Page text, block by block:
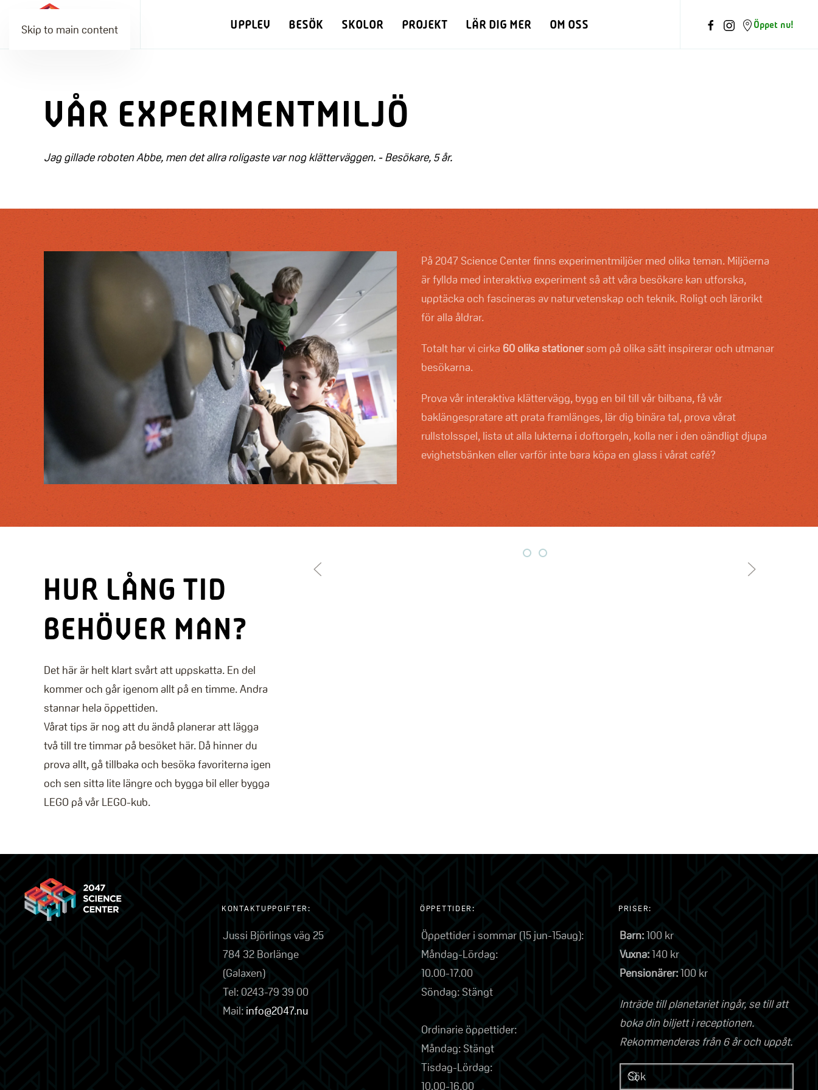
Skip to main content UPPLEV BESÖK SKOLOR PROJEKT LÄR DIG MER OM OSS Öppet nu!
VÅR EXPERIMENTMILJÖ
Jag gillade roboten Abbe, men det allra roligaste var nog klätterväggen. - Besökare, 5 år.
På 2047 Science Center finns experimentmiljöer med olika teman. Miljöerna
är fyllda med interaktiva experiment så att våra besökare kan utforska,
upptäcka och fascineras av naturvetenskap och teknik. Roligt och lärorikt
för alla åldrar.
Totalt har vi cirka 60 olika stationersom på olika sätt inspirerar och utmanar
besökarna.
Prova vår interaktiva klättervägg, bygg en bil till vår bilbana, få vår
baklängespratare att prata framlänges, lär dig binära tal, prova vårat
rullstolsspel, lista ut alla lukterna i doftorgeln, kolla ner i den oändligt djupa
evighetsbänken eller varför inte bara köpa en glass i vårat café?
HUR LÅNG TID
BEHÖVER MAN?
Det här är helt klart svårt att uppskatta. En del
kommer och går igenom allt på en timme. Andra
stannar hela öppettiden.
Vårat tips är nog att du ändå planerar att lägga
två till tre timmar på besöket här. Då hinner du
prova allt, gå tillbaka och besöka favoriterna igen
och sen sitta lite längre och bygga bil eller bygga
LEGO på vår LEGO-kub.
KONTAKTUPPGIFTER:
Jussi Björlings väg 25
784 32 Borlänge
(Galaxen)
Tel: 0243-79 39 00
Mail: info@2047.nu
ÖPPETTIDER:
Öppettider i sommar (15 jun-15aug):
Måndag-Lördag:
10.00-17.00
Söndag: Stängt
Ordinarie öppettider:
Måndag: Stängt
Tisdag-Lördag:
10.00-16.00
PRISER:
Barn:100 kr
Vuxna:140 kr
Pensionärer:100 kr
Inträde till planetariet ingår, se till att
boka din biljett i receptionen.
Rekommenderas från 6 år och uppåt.